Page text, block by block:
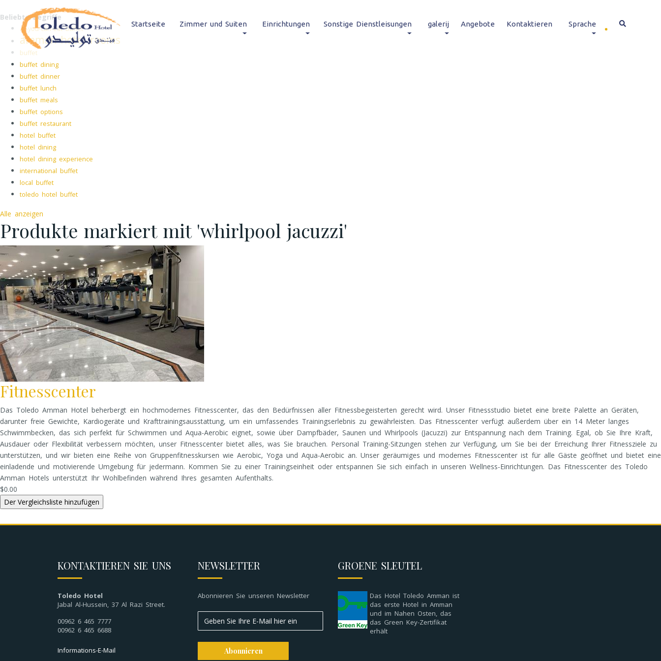
Startseite Zimmer und Suiten Einrichtungen Sonstige Dienstleisungen galerij Angebote Kontaktieren Sprache
Beliebte Begriffe
all-you-can-eat buffet
amman hotel rooms
buffet
buffet dining
buffet dinner
buffet lunch
buffet meals
buffet options
buffet restaurant
hotel buffet
hotel dining
hotel dining experience
international buffet
local buffet
toledo hotel buffet
Alle anzeigen
Produkte markiert mit 'whirlpool jacuzzi'
Fitnesscenter
Das Toledo Amman Hotel beherbergt ein hochmodernes Fitnesscenter, das den Bedürfnissen aller Fitnessbegeisterten gerecht wird. Unser Fitnessstudio bietet eine breite Palette an Geräten,
darunter freie Gewichte, Kardiogeräte und Krafttrainingsausstattung, um ein umfassendes Trainingserlebnis zu gewährleisten. Das Fitnesscenter verfügt außerdem über ein 14 Meter langes
Schwimmbecken, das sich perfekt für Schwimmen und Aqua-Aerobic eignet, sowie über Dampfbäder, Saunen und Whirlpools (Jacuzzi) zur Entspannung nach dem Training. Egal, ob Sie Ihre Kraft,
Ausdauer oder Flexibilität verbessern möchten, unser Fitnesscenter bietet alles, was Sie brauchen. Personal Training-Sitzungen stehen zur Verfügung, um Sie bei der Erreichung Ihrer Fitnessziele zu
unterstützen, und wir bieten eine Reihe von Gruppenfitnesskursen wie Aerobic, Yoga und Aqua-Aerobic an. Unser geräumiges und modernes Fitnesscenter ist für alle Gäste geöffnet und bietet eine
einladende und motivierende Umgebung für jedermann. Kommen Sie zu einer Trainingseinheit oder entspannen Sie sich einfach in unseren Wellness-Einrichtungen. Das Fitnesscenter des Toledo
Amman Hotels unterstützt Ihr Wohlbefinden während Ihres gesamten Aufenthalts.
$0.00
KONTAKTIEREN SIE UNS
Toledo Hotel
Jabal Al-Hussein, 37 Al Razi Street.
00962 6 465 7777
00962 6 465 6688
Informations-E-Mail
NEWSLETTER
Abonnieren Sie unseren Newsletter
GROENE SLEUTEL
Das Hotel Toledo Amman ist
das erste Hotel in Amman
und im Nahen Osten, das
das Green Key-Zertifikat
erhält